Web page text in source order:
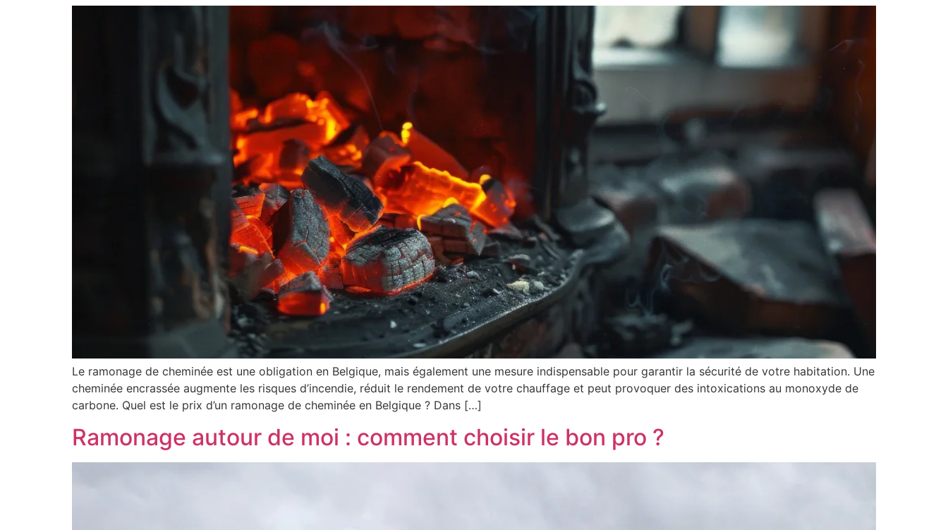
Le ramonage de cheminée est une obligation en Belgique, mais également une mesure indispensable pour garantir la sécurité de votre habitation. Une
cheminée encrassée augmente les risques d’incendie, réduit le rendement de votre chauffage et peut provoquer des intoxications au monoxyde de
carbone. Quel est le prix d’un ramonage de cheminée en Belgique ? Dans […]
Ramonage autour de moi : comment choisir le bon pro ?